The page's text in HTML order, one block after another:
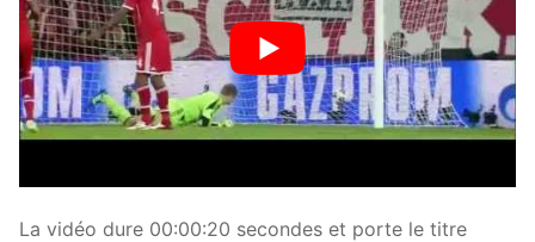
La vidéo dure 00:00:20 secondes et porte le titre